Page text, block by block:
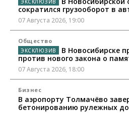
сократился грузооборот в
07 Августа 2026, 19:00
Общество
В Новосибирске
против нового закона о
07 Августа 2026, 18:00
Бизнес
В аэропорту Толмачёво
бетонированию рулежных